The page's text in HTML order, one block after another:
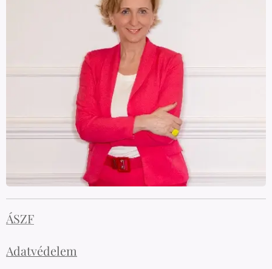
ÁSZF
Adatvédelem